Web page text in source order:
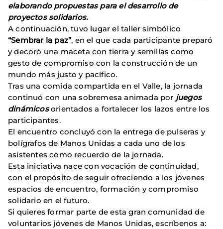
elaborando propuestas para el desarrollo de
proyectos solidarios.
A continuación, tuvo lugar el taller simbólico
“Sembrar la paz”, en el que cada participante preparó
y decoró una maceta con tierra y semillas como
gesto de compromiso con la construcción de un
mundo más justo y pacífico.
Tras una comida compartida en el Valle, la jornada
continuó con una sobremesa animada por juegos
dinámicosorientados a fortalecer los lazos entre los
participantes.
El encuentro concluyó con la entrega de pulseras y
bolígrafos de Manos Unidas a cada uno de los
asistentes como recuerdo de la jornada.
Esta iniciativa nace con vocación de continuidad,
con el propósito de seguir ofreciendo a los jóvenes
espacios de encuentro, formación y compromiso
solidario en el futuro.
Si quieres formar parte de esta gran comunidad de
voluntarios jóvenes de Manos Unidas, escríbenos a: